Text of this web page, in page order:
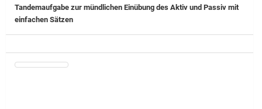
Tandemaufgabe zur mündlichen Einübung des Aktiv und Passiv mit
einfachen Sätzen